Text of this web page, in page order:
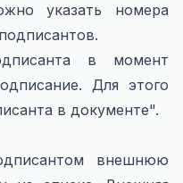
указать номера
в момент
Для этого
в документе".
внешнюю